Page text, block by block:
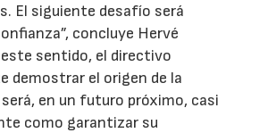
El siguiente desafío será
concluye Hervé
sentido, el directivo
demostrar el origen de la
en un futuro próximo, casi
como garantizar su